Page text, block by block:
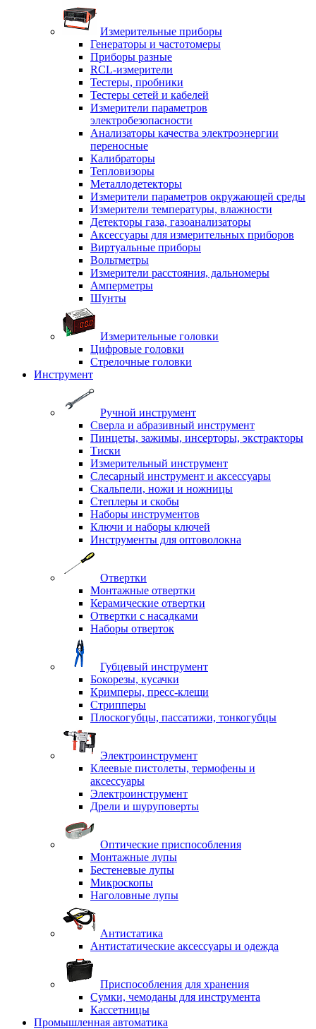
Измерительные приборы
Генераторы и частотомеры
Приборы разные
RCL-измерители
Тестеры, пробники
Тестеры сетей и кабелей
Измерители параметров
электробезопасности
Анализаторы качества электроэнергии
переносные
Калибраторы
Тепловизоры
Металлодетекторы
Измерители параметров окружающей среды
Измерители температуры, влажности
Детекторы газа, газоанализаторы
Аксессуары для измерительных приборов
Виртуальные приборы
Вольтметры
Измерители расстояния, дальномеры
Амперметры
Шунты
Измерительные головки
Цифровые головки
Стрелочные головки
Инструмент
Ручной инструмент
Сверла и абразивный инструмент
Пинцеты, зажимы, инсерторы, экстракторы
Тиски
Измерительный инструмент
Слесарный инструмент и аксессуары
Скальпели, ножи и ножницы
Степлеры и скобы
Наборы инструментов
Ключи и наборы ключей
Инструменты для оптоволокна
Отвертки
Монтажные отвертки
Керамические отвертки
Отвертки с насадками
Наборы отверток
Губцевый инструмент
Бокорезы, кусачки
Кримперы, пресс-клещи
Стрипперы
Плоскогубцы, пассатижи, тонкогубцы
Электроинструмент
Клеевые пистолеты, термофены и
аксессуары
Электроинструмент
Дрели и шуруповерты
Оптические приспособления
Монтажные лупы
Бестеневые лупы
Микроскопы
Наголовные лупы
Антистатика
Антистатические аксессуары и одежда
Приспособления для хранения
Сумки, чемоданы для инструмента
Кассетницы
Промышленная автоматика